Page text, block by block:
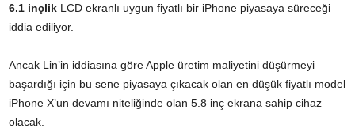
6.1 inçlik LCD ekranlı uygun fiyatlı bir iPhone piyasaya süreceği
iddia ediliyor.
Ancak Lin’in iddiasına göre Apple üretim maliyetini düşürmeyi
başardığı için bu sene piyasaya çıkacak olan en düşük fiyatlı model
iPhone X’un devamı niteliğinde olan 5.8 inç ekrana sahip cihaz
olacak.